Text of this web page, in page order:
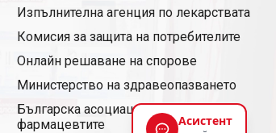
Изпълнителна агенция по лекарствата
Комисия за защита на потребителите
Онлайн решаване на спорове
Министерство на здравеопазването
Българска асоциация на помощник-
фармацевтите